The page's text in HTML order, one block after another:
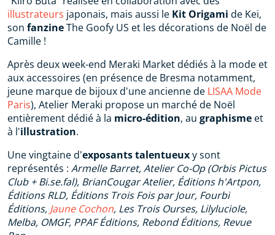
illustrateurs japonais, mais aussi le Kit Origami de Kei,
son fanzineThe Goofy US et les décorations de Noël de
Camille !
Après deux week-end Meraki Market dédiés à la mode et
aux accessoires (en présence de Bresma notamment,
jeune marque de bijoux d'une ancienne de LISAA Mode
Paris), Atelier Meraki propose un marché de Noël
entièrement dédié à la micro-édition, au graphisme et
à l'illustration.
Une vingtaine d'exposants talentueuxy sont
représentés : Armelle Barret, Atelier Co-Op (Orbis Pictus
Club + Bi.se.fal), BrianCougar Atelier, Éditions h'Artpon,
Éditions RLD, Éditions Trois Fois par Jour, Fourbi
Éditions, Jaune Cochon, Les Trois Ourses, Lilyluciole,
Melba, OMGF, PPAF Éditions, Rebond Éditions, Revue